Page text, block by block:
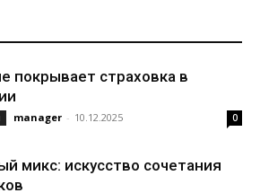
покрывает страховка в
manager - 10.12.2025 0
микс: искусство сочетания